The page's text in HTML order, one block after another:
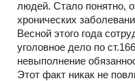
людей. Стало понятно,
хронических
Весной этого года
уголовное дело по
невыполнение
Этот факт никак не